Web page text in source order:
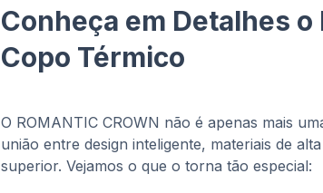
Conheça em Detalhes o
Copo Térmico
O ROMANTIC CROWN não é apenas mais
união entre design inteligente, materiais de
superior. Vejamos o que o torna tão especial: